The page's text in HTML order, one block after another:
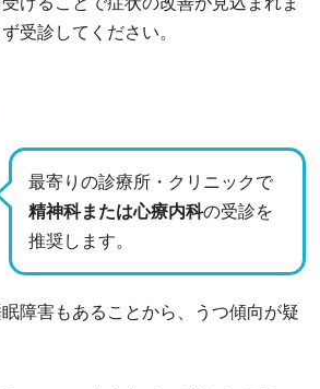
受診してください。
最寄りの診療所・クリニックで
精神科または心療内科の受診を
推奨します。
障害もあることから、うつ傾向が疑